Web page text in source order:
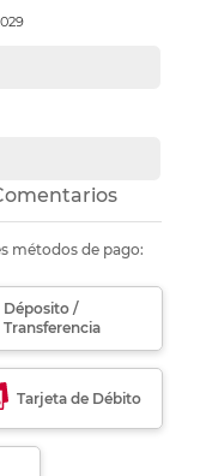
métodos de pago:
Déposito /
Transferencia
Tarjeta de Débito